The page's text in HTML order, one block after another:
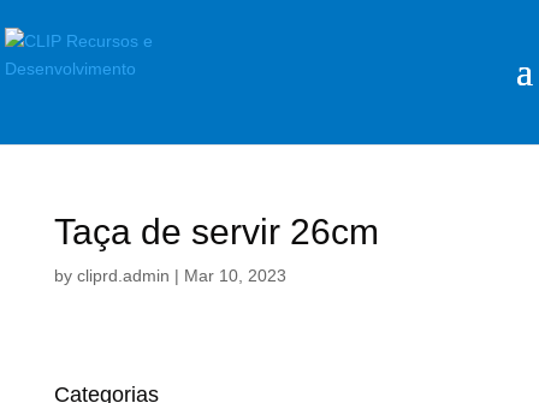
Taça de servir 26cm
by cliprd.admin | Mar 10, 2023
Categorias